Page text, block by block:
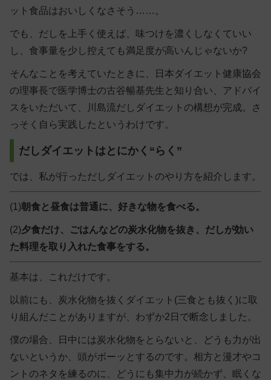
ット食品はおいしくなさそう……。
でも、 だしを上手く使えば、味つけを濃くしなくていい
し、食事量を少し控えても満足度が高いんじゃないか?
そんなことを考えていたときに、日本ダイエット健康協会
の理事長で医学博士の古谷暢基先生と知り合い、アドバイ
スをいただいて、川島流だしダイエットの構想が完成。さ
っそく自ら実践したというわけです。
だしダイエットはとにかく“らく”
では、私が行っただしダイエットのやり方を紹介します。
(1)朝食と昼食は普通に、好きな物を食べる。
(2)夕食だけ、ごはんなどの炭水化物を抜き、だしが効い
た料理を取り入れた食事をする。
基本は、これだけです。
以前にも、炭水化物を抜くダイエット(三食とも抜く)に取
り組んだことがありますが、わずか2日で断念しました。
僕の場合、日中には炭水化物をとらないと、どうも力が出
ないというか、頭がボーッとするのです。相方と漫才やコ
ントのネタを練るのに、どうにも集中力が続かず、眠くな